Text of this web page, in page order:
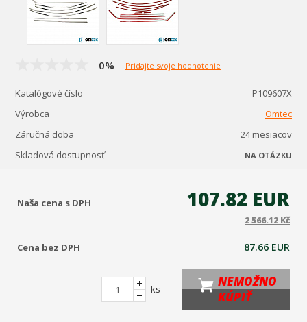
0% Pridajte svoje hodnotenie
Katalógové číslo
P109607X
Výrobca
Omtec
Záručná doba
24 mesiacov
Skladová dostupnosť
NA OTÁZKU
Naša cena s DPH 107.82 EUR
2 566.12 Kč
Cena bez DPH 87.66 EUR
ks
NEMOŽNO
KÚPIŤ